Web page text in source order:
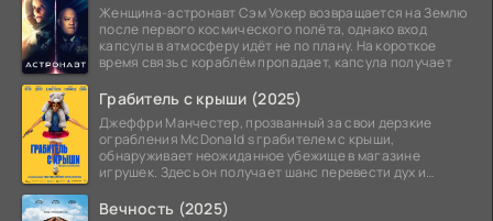
Женщина-астронавт Сэм Уокер возвращается на Землю
после первого космического полёта, однако вход
капсулы в атмосферу идёт не по плану. На короткое
время связь с кораблём пропадает, капсула получает
Грабитель с крыши (2025)
Джеффри Манчестер, прозванный за свои дерзкие
ограбления McDonald s грабителем с крыши,
обнаруживает неожиданное убежище в магазине
игрушек. Здесь он получает шанс перевести дух и
Вечность (2025)